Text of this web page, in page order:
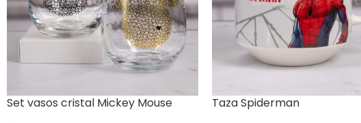
Set vasos cristal Mickey Mouse
Taza Spiderman